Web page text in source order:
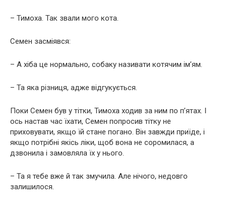
– Тимоха. Так звали мого кота.
Семен засміявся:
– А хіба це нормально, собаку називати котячим ім’ям.
– Та яка різниця, адже відгукується.
Поки Семен був у тітки, Тимоха ходив за ним по п’ятах. І
ось настав час їхати, Семен попросив тітку не
приховувати, якщо їй стане погано. Він завжди приїде, і
якщо потрібні якісь ліки, щоб вона не соромилася, а
дзвонила і замовляла їх у нього.
– Та я тебе вже й так змучила. Але нічого, недовго
залишилося.